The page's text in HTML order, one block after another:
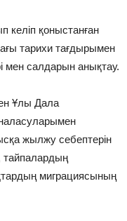
қоныстанған
тарихи тағдырымен
мен салдарын анықтау.
Ұлы Дала
жылжу себептерін
тайпалардың
миграциясының